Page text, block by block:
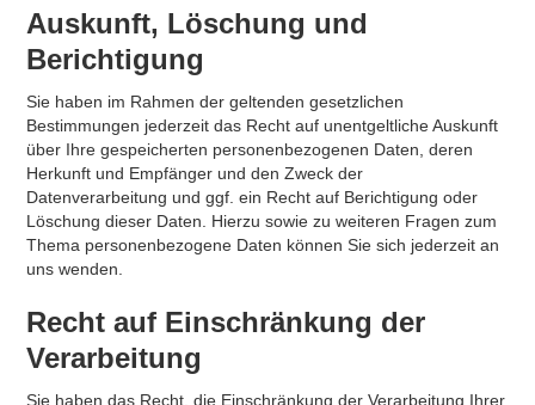
Auskunft, Löschung und
Berichtigung
Sie haben im Rahmen der geltenden gesetzlichen
Bestimmungen jederzeit das Recht auf unentgeltliche Auskunft
über Ihre gespeicherten personenbezogenen Daten, deren
Herkunft und Empfänger und den Zweck der
Datenverarbeitung und ggf. ein Recht auf Berichtigung oder
Löschung dieser Daten. Hierzu sowie zu weiteren Fragen zum
Thema personenbezogene Daten können Sie sich jederzeit an
uns wenden.
Recht auf Einschränkung der
Verarbeitung
Sie haben das Recht, die Einschränkung der Verarbeitung Ihrer